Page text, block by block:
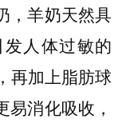
，羊奶天然具
人体过敏的
再加上脂肪球
消化吸收，